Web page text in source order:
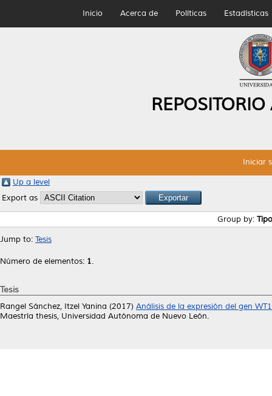
Inicio Acerca de Políticas Estadísticas
Iniciar
Up a level
Export as
Group by:
Jump to: Tesis
Número de elementos: 1.
Tesis
Rangel Sánchez, Itzel Yanina (2017) Análisis de la expresión del gen
Maestría thesis, Universidad Autónoma de Nuevo León.